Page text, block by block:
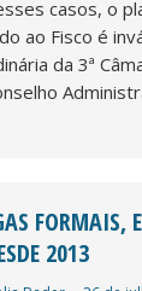
casos, o
ao Fisco é
da 3ª
FORMAIS,
2013